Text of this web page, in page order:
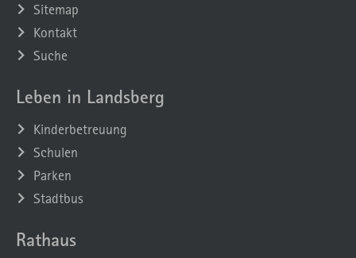
Sitemap
Kontakt
Suche
Leben in Landsberg
Kinderbetreuung
Schulen
Parken
Stadtbus
Rathaus